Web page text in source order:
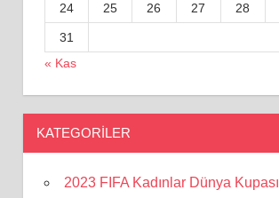
24 25 26 27 28
31
« Kas
KATEGORILER
2023 FIFA Kadınlar Dünya Kupası